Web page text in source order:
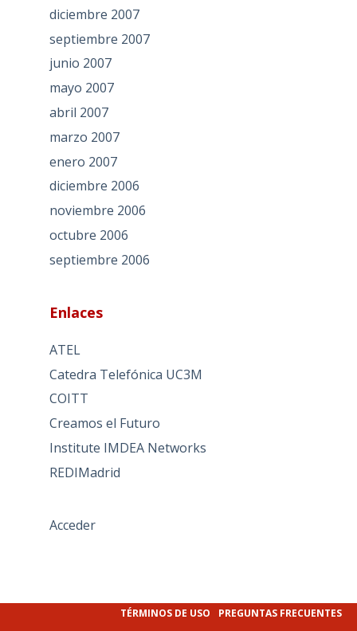
diciembre 2007
septiembre 2007
junio 2007
mayo 2007
abril 2007
marzo 2007
enero 2007
diciembre 2006
noviembre 2006
octubre 2006
septiembre 2006
Enlaces
ATEL
Catedra Telefónica UC3M
COITT
Creamos el Futuro
Institute IMDEA Networks
REDIMadrid
Acceder
TÉRMINOS DE USO PREGUNTAS FRECUENTES